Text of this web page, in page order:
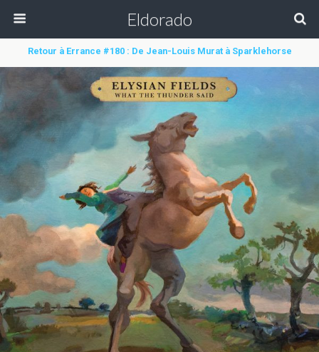
Eldorado
Retour à Errance #180 : De Jean-Louis Murat à Sparklehorse